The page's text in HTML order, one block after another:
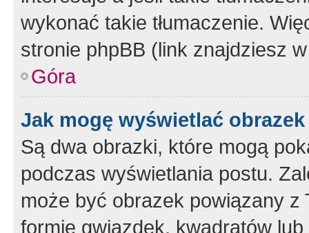
wykonać takie tłumaczenie.
stronie phpBB (link znajdziesz
Góra
Jak mogę wyświetlać
Są dwa obrazki, które mogą
podczas wyświetlania postu.
może być obrazek powiązany z
formie gwiazdek, kwadratów